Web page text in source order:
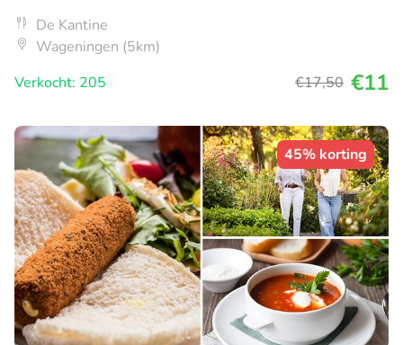
De Kantine
Wageningen (5km)
Verkocht: 205
€17,50 €11
45% korting